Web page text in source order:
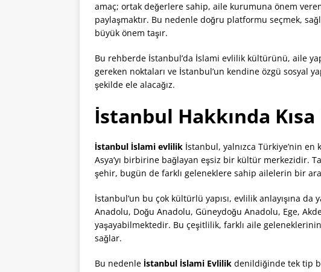
amaç; ortak değerlere sahip, aile kurumuna önem
paylaşmaktır. Bu nedenle doğru platformu seçmek,
büyük önem taşır.
Bu rehberde İstanbul’da İslami evlilik kültürünü, aile
gereken noktaları ve İstanbul’un kendine özgü sosyal
şekilde ele alacağız.
İstanbul Hakkında
İstanbul İslami evlilik İstanbul, yalnızca Türkiye’nin
Asya’yı birbirine bağlayan eşsiz bir kültür merkezidir.
şehir, bugün de farklı geleneklere sahip ailelerin bir
İstanbul’un bu çok kültürlü yapısı, evlilik anlayışına da
Anadolu, Doğu Anadolu, Güneydoğu Anadolu, Ege,
yaşayabilmektedir. Bu çeşitlilik, farklı aile
sağlar.
Bu nedenle İstanbul İslami Evlilik denildiğinde tek tip